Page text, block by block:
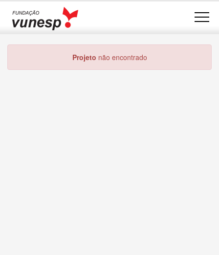
Projeto não encontrado